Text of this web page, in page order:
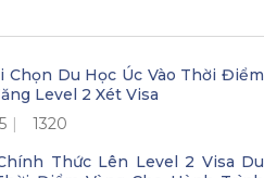
Chọn Du Học Úc Vào Thời Điểm
Level 2 Xét Visa
1320
Thức Lên Level 2 Visa Du